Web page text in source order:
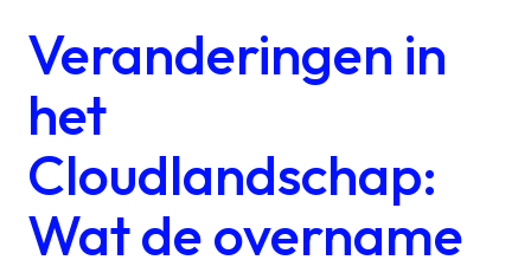
Veranderingen in
het
Cloudlandschap:
Wat de overname